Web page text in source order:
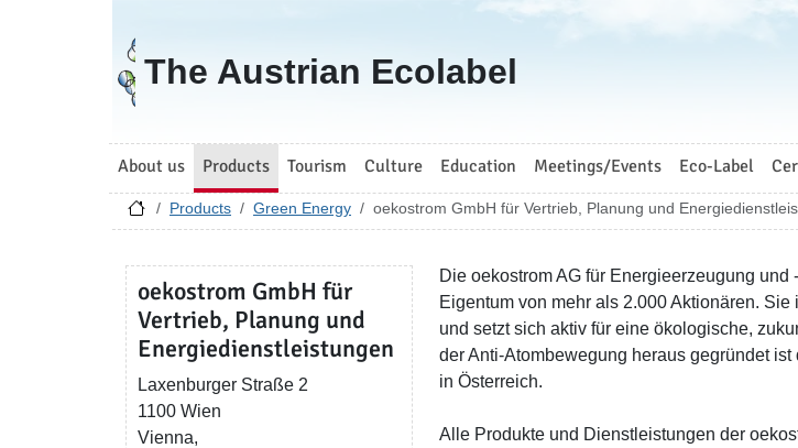
Go to homepage
The Austrian Ecolabel
About us Products Tourism Culture Education Meetings/Events Eco-Label
Products Green Energy oekostrom GmbH für Vertrieb, Planung und
oekostrom GmbH für
Vertrieb, Planung und
Energiedienstleistungen
Laxenburger Straße 2
1100 Wien
Vienna,
Die oekostrom AG für Energieerzeugung
Eigentum von mehr als 2.000 Aktionären.
und setzt sich aktiv für eine ökologische,
der Anti-Atombewegung heraus gegründet
in Österreich.
Alle Produkte und Dienstleistungen der